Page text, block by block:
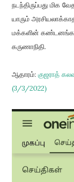
நடந்திருப்பது
யாரும்
மக்களின்
கருணாநிதி.
ஆதாரம்: குஜராத்
(3/3/2022)